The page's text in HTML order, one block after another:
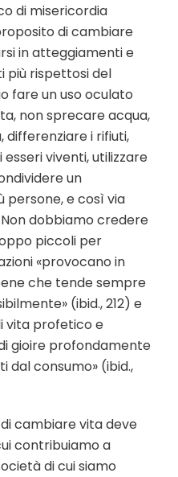
di misericordia
di cambiare
in atteggiamenti e
rispettosi del
fare un uso oculato
non sprecare acqua,
i rifiuti,
viventi, utilizzare
un
persone, e così via
Non dobbiamo credere
piccoli per
«provocano in
che tende sempre
(ibid., 212) e
vita profetico e
gioire profondamente
dal consumo» (ibid.,
cambiare vita deve
contribuiamo a
di cui siamo